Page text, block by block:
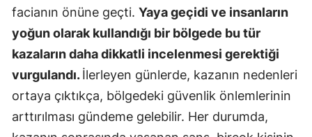
facianın önüne geçti. Yaya geçidi ve insanların
yoğun olarak kullandığı bir bölgede bu tür
kazaların daha dikkatli incelenmesi gerektiği
vurgulandı.İlerleyen günlerde, kazanın nedenleri
ortaya çıktıkça, bölgedeki güvenlik önlemlerinin
arttırılması gündeme gelebilir. Her durumda,